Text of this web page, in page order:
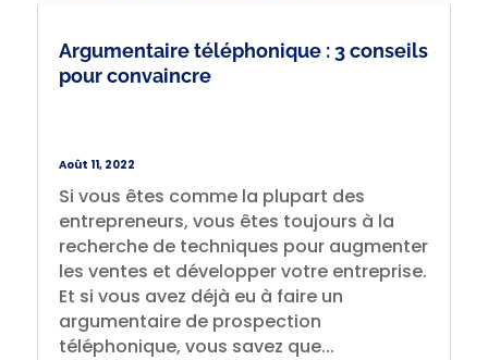
Argumentaire téléphonique : 3 conseils
pour convaincre
Août 11, 2022
Si vous êtes comme la plupart des
entrepreneurs, vous êtes toujours à la
recherche de techniques pour augmenter
les ventes et développer votre entreprise.
Et si vous avez déjà eu à faire un
argumentaire de prospection
téléphonique, vous savez que...